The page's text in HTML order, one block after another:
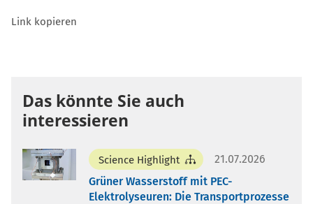
Link kopieren
Das könnte Sie auch
interessieren
Science Highlight
21.07.2026
Grüner Wasserstoff mit PEC-
Elektrolyseuren: Die Transportprozesse